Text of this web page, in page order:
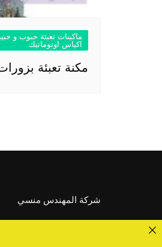
ماكينات تعبئة حبوب و
اكياس اوتوماتيك
مكنة تعبئة
شركة المهندس منسي